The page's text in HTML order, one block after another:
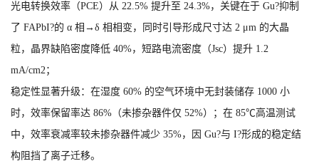
光电转换效率（PCE）从 22.5% 提升至 24.3%，关键在于 Gu?抑制
了 FAPbI?的 α 相→δ 相相变，同时引导形成尺寸达 2 μm 的大晶
粒，晶界缺陷密度降低 40%，短路电流密度（Jsc）提升 1.2
mA/cm2；
稳定性显著升级：在湿度 60% 的空气环境中无封装储存 1000 小
时，效率保留率达 86%（未掺杂器件仅 52%）；在 85℃高温测试
中，效率衰减率较未掺杂器件减少 35%，因 Gu?与 I?形成的稳定结
构阻挡了离子迁移。